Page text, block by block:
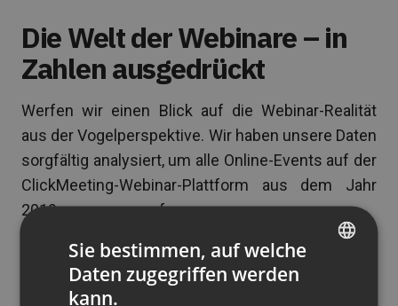
Die Welt der Webinare – in
Zahlen ausgedrückt
Werfen wir einen Blick auf die Webinar-Realität
aus der Vogelperspektive. Wir haben unsere Daten
sorgfältig analysiert, um alle Online-Events auf der
ClickMeeting-Webinar-Plattform aus dem Jahr
2019 zusammenzufassen.
Es stellt sich heraus, dass Unternehmen auf der
ganzen Welt genau627.033Veranstaltungen
organisiert haben. Im Vergleich zu den vorjährigen
ENGLISH
Sie bestimmen, auf welche
Daten zugegriffen werden
kann.